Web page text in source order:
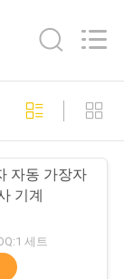
268
자동 가장자
기계
세트